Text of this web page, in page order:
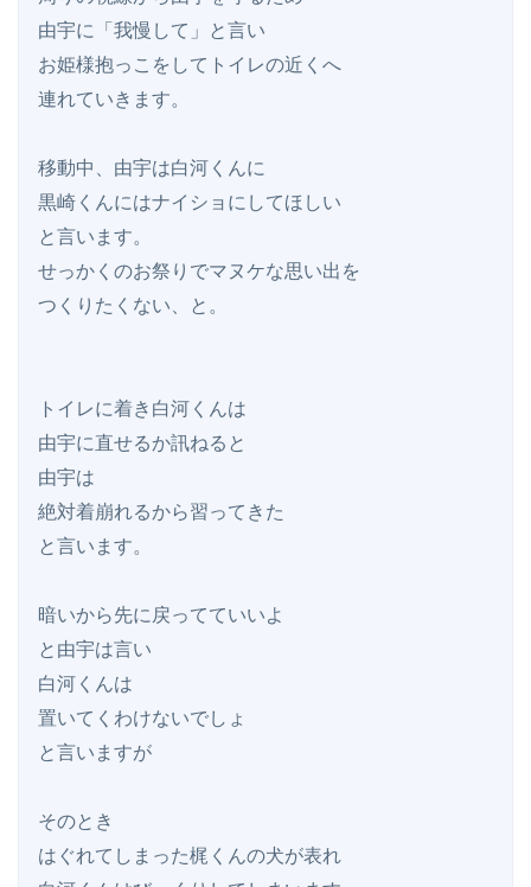
由宇に「我慢して」と言い
お姫様抱っこをしてトイレの近くへ
連れていきます。
移動中、由宇は白河くんに
黒崎くんにはナイショにしてほしい
と言います。
せっかくのお祭りでマヌケな思い出を
つくりたくない、と。
トイレに着き白河くんは
由宇に直せるか訊ねると
由宇は
絶対着崩れるから習ってきた
と言います。
暗いから先に戻ってていいよ
と由宇は言い
白河くんは
置いてくわけないでしょ
と言いますが
そのとき
はぐれてしまった梶くんの犬が表れ